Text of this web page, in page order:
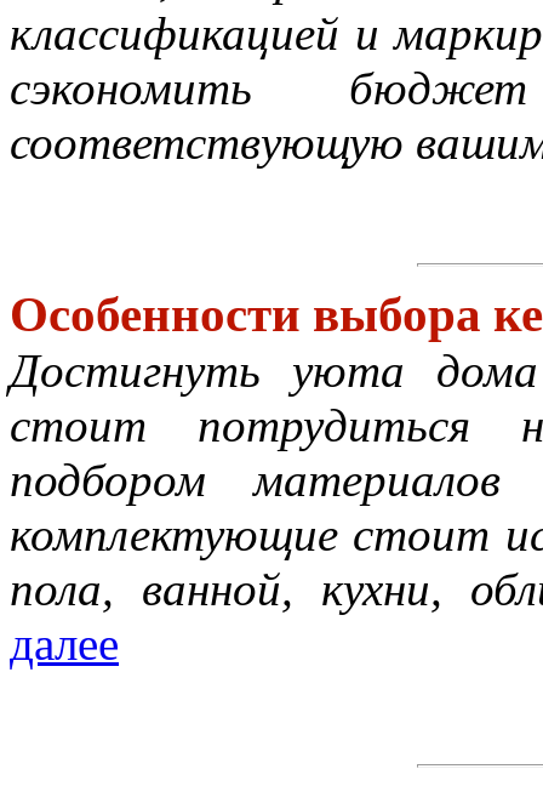
классификацией и
сэкономить
соответствующую
Особенности выбора
Достигнуть уюта
стоит потрудиться
подбором
комплектующие стоит
пола, ванной, кухни,
далее